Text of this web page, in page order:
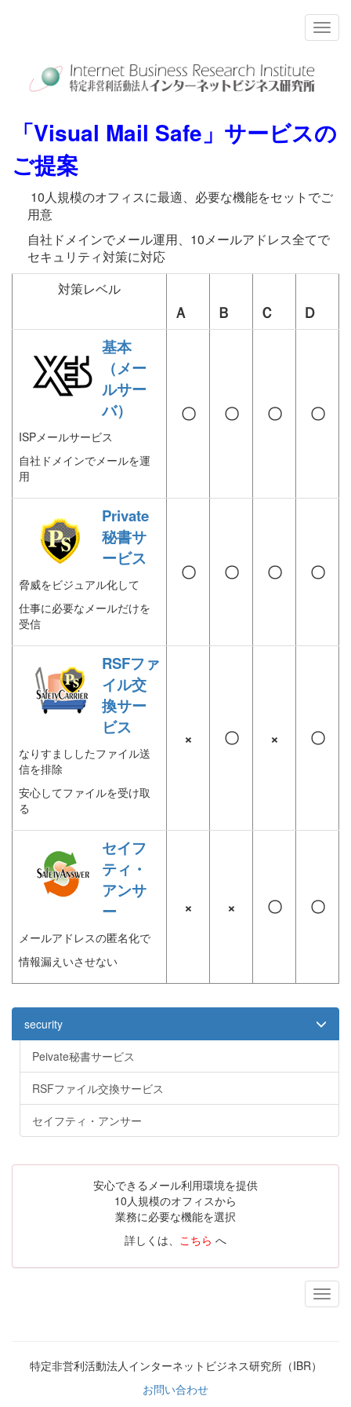
「Visual Mail Safe」サービスの
ご提案
10人規模のオフィスに最適、必要な機能をセットでご
用意
自社ドメインでメール運用、10メールアドレス全てで
セキュリティ対策に対応
対策レベル
Ａ Ｂ Ｃ
Ｄ
基本
（メー
ルサー
バ）
ISPメールサービス
自社ドメインでメールを運
用
〇 〇 〇 〇
Private
秘書サ
ービス
脅威をビジュアル化して
仕事に必要なメールだけを
受信
〇 〇 〇 〇
RSFファ
イル交
換サー
ビス
なりすまししたファイル送
信を排除
安心してファイルを受け取
る
× 〇 × 〇
セイフ
ティ・
アンサ
ー
メールアドレスの匿名化で
情報漏えいさせない
× × 〇 〇
security
Peivate秘書サービス
RSFファイル交換サービス
セイフティ・アンサー
安心できるメール利用環境を提供
10人規模のオフィスから
業務に必要な機能を選択
詳しくは、 こちら へ
特定非営利活動法人インターネットビジネス研究所（IBR）
お問い合わせ